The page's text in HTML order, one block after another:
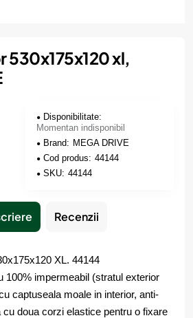
530x175x120 xl,
Disponibilitate:
Momentan indisponibil
Brand: MEGA DRIVE
Cod produs: 44144
SKU: 44144
Recenzii
XL. 44144
100% impermeabil (stratul exterior
captuseala moale in interior, anti-
doua corzi elastice pentru o fixare